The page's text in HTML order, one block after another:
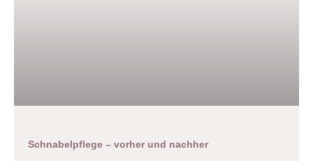
Schnabelpflege – vorher und nachher